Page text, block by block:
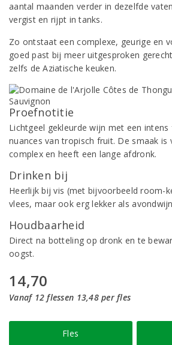
aantal maanden verder in dezelfde
vergist en rijpt in tanks.
Zo ontstaat een complexe, geurige en
goed past bij meer uitgesproken
zelfs de Aziatische keuken.
Proefnotitie
Lichtgeel gekleurde wijn met een
nuances van tropisch fruit. De smaak is
complex en heeft een lange afdronk.
Drinken bij
Heerlijk bij vis (met bijvoorbeeld room-
vlees, maar ook erg lekker als
Houdbaarheid
Direct na botteling op dronk en te
oogst.
14,70
Vanaf 12 flessen 13,48 per fles
Fles